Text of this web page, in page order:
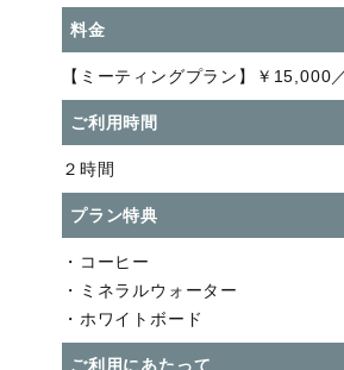
料金
【ミーティングプラン】￥15,000
ご利用時間
２時間
プラン特典
・コーヒー
・ミネラルウォーター
・ホワイトボード
ご利用にあたって